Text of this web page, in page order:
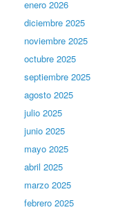
enero 2026
diciembre 2025
noviembre 2025
octubre 2025
septiembre 2025
agosto 2025
julio 2025
junio 2025
mayo 2025
abril 2025
marzo 2025
febrero 2025